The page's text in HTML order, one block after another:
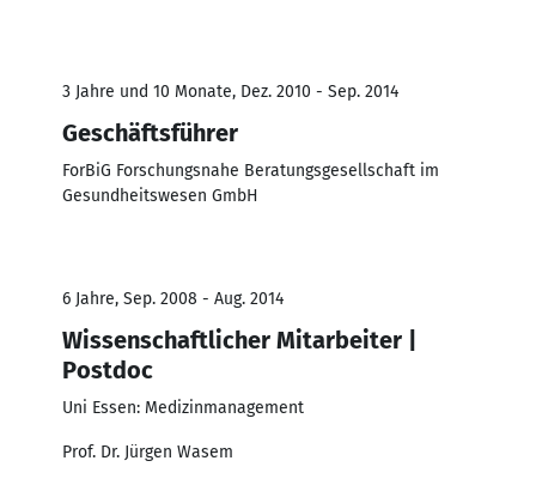
3 Jahre und 10 Monate, Dez. 2010 - Sep. 2014
Geschäftsführer
ForBiG Forschungsnahe Beratungsgesellschaft im
Gesundheitswesen GmbH
6 Jahre, Sep. 2008 - Aug. 2014
Wissenschaftlicher Mitarbeiter |
Postdoc
Uni Essen: Medizinmanagement
Prof. Dr. Jürgen Wasem